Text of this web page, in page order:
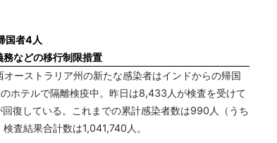
国者4人
などの移行制限措置
ーストラリア州の新たな感染者はインドからの帰国
ホテルで隔離検疫中。昨日は8,433人が検査を受けて
復している。これまでの累計感染者数は990人（うち
査結果合計数は1,041,740人。